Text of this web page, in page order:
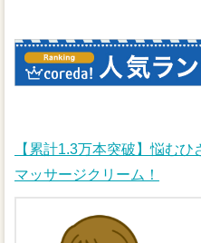
【累計1.3万本突破】悩む
マッサージクリーム！